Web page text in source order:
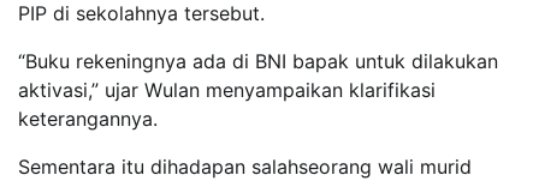
PIP di sekolahnya tersebut.
“Buku rekeningnya ada di BNI bapak untuk dilakukan
aktivasi,” ujar Wulan menyampaikan klarifikasi
keterangannya.
Sementara itu dihadapan salahseorang wali murid